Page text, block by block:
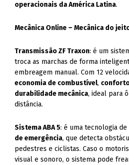
operacionais da América Latina.
Mecânica Online – Mecânica do
Transmissão ZF Traxon: é um
troca as marchas de forma
embreagem manual. Com 12
economia de combustível,
durabilidade mecânica, ideal para
distância.
Sistema ABA 5: é uma tecnologia de
de emergência, que detecta
pedestres e ciclistas. Caso o
visual e sonoro, o sistema pode